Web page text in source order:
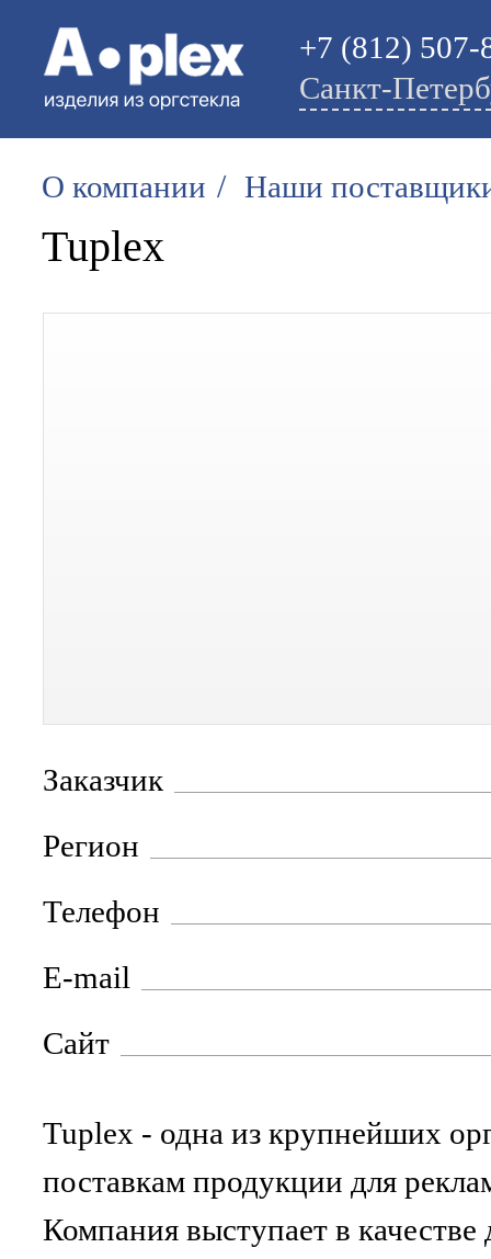
+7 (812) 507-
Санкт-
О компании / Наши
Tuplex
Заказчик
Регион
Телефон
E-mail
Сайт
Tuplex - одна из крупнейших
поставкам продукции для
Компания выступает в